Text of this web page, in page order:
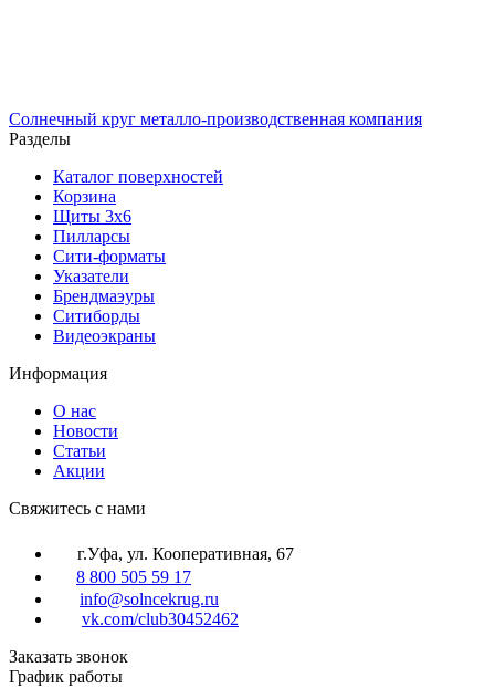
Солнечный круг металло-производственная компания
Разделы
Каталог поверхностей
Корзина
Щиты 3х6
Пилларсы
Сити-форматы
Указатели
Брендмаэуры
Ситиборды
Видеоэкраны
Информация
О нас
Новости
Статьи
Акции
Cвяжитесь с нами
г.Уфа, ул. Кооперативная, 67
8 800 505 59 17
info@solncekrug.ru
vk.com/club30452462
Заказать звонок
График работы